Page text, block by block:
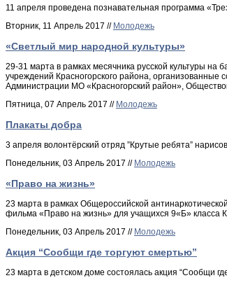
11 апреля проведена познавательная программа
Вторник, 11 Апрель 2017 // Молодежь
«Светлый мир народной культуры»
29-31 марта в рамках месячника русской культуры
учреждений Красногорского района,
Администрации МО «Красногорский район»,
Пятница, 07 Апрель 2017 // Молодежь
Плакаты добра
3 апреля волонтёрский отряд ”Крутые ребята”
Понедельник, 03 Апрель 2017 // Молодежь
«Право на жизнь»
23 марта в рамках Общероссийской
фильма «Право на жизнь» для учащихся 9«Б» класса
Понедельник, 03 Апрель 2017 // Молодежь
Акция “Сообщи где торгуют смертью”
23 марта в детском доме состоялась акция “Сообщи